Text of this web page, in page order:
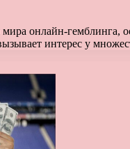
онлайн-
интерес у